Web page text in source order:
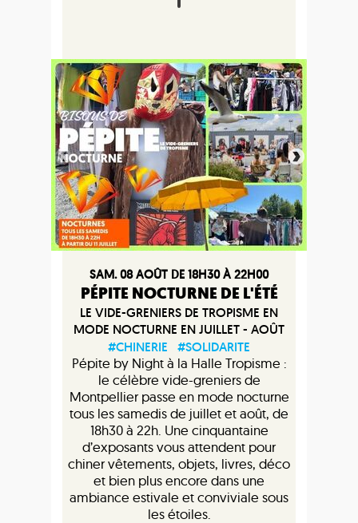
SAM. 08 AOÛT DE 18H30 À 22H00
PÉPITE NOCTURNE DE L'ÉTÉ
LE VIDE-GRENIERS DE TROPISME EN
MODE NOCTURNE EN JUILLET - AOÛT
#CHINERIE
#SOLIDARITE
Pépite by Night à la Halle Tropisme :
le célèbre vide-greniers de
Montpellier passe en mode nocturne
tous les samedis de juillet et août, de
18h30 à 22h. Une cinquantaine
d’exposants vous attendent pour
chiner vêtements, objets, livres, déco
et bien plus encore dans une
ambiance estivale et conviviale sous
les étoiles.